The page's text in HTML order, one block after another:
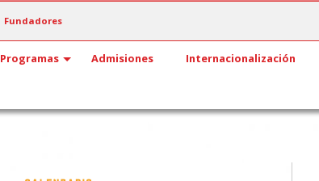
Fundadores
Programas Admisiones Internacionalización